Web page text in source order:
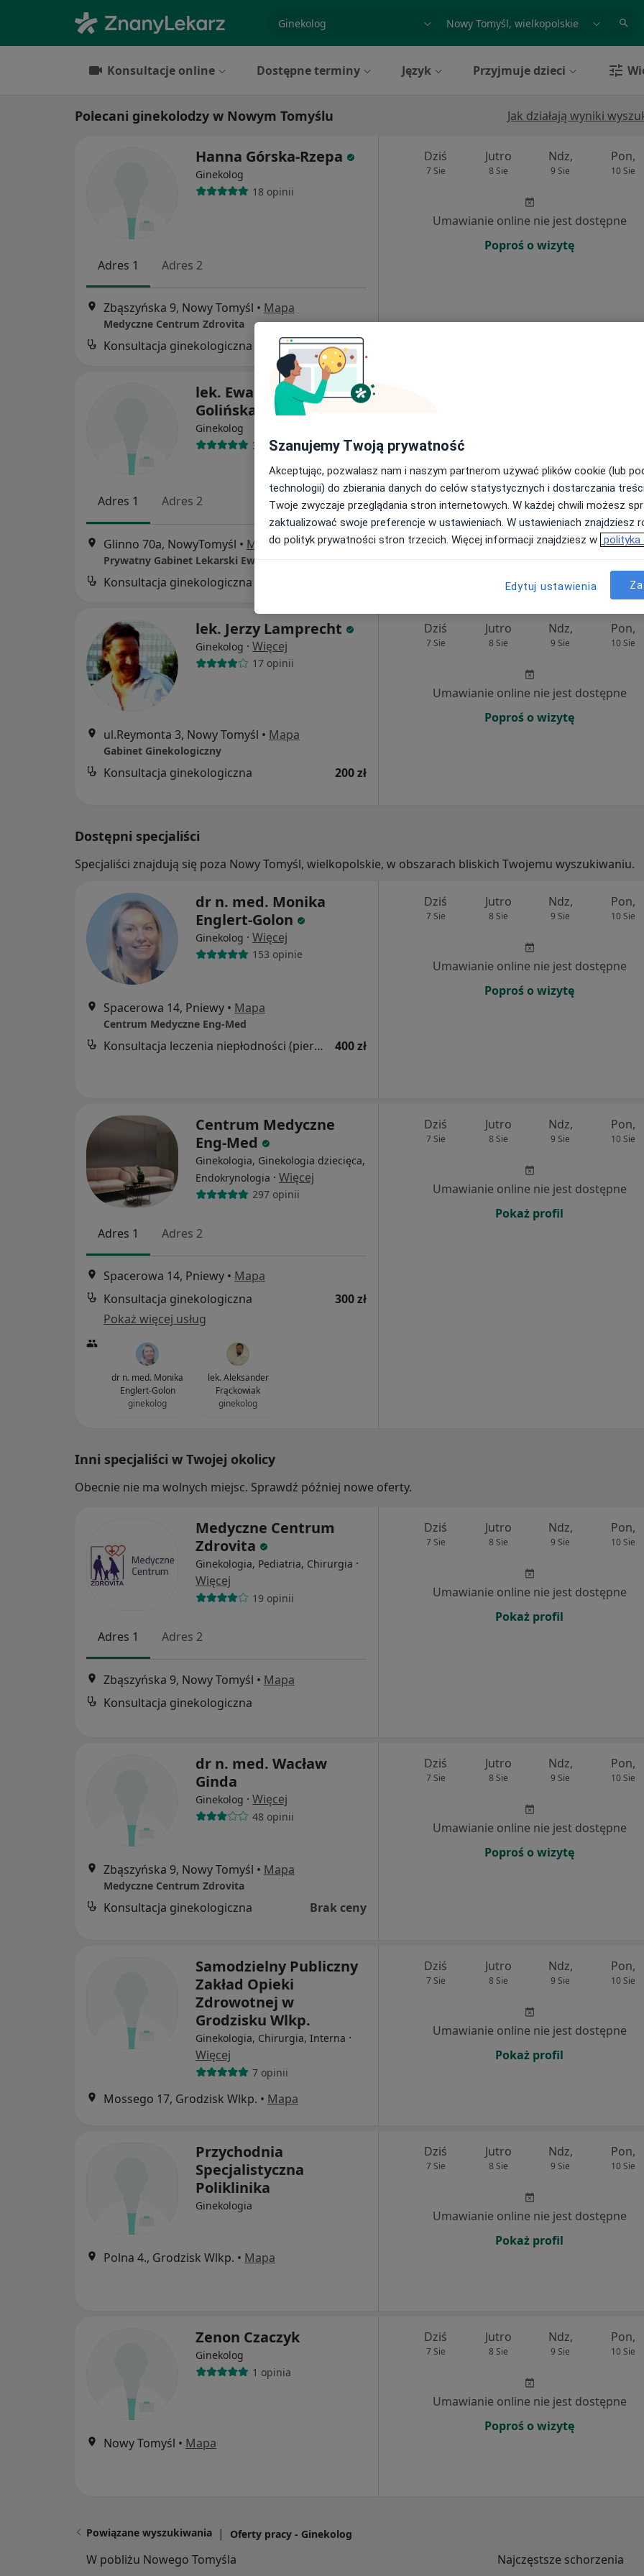
miasto lub dzielnica
Konsultacje online Dostępne terminy Język Przyjmuje dzieci
Polecani ginekolodzy w Nowym Tomyślu Jak działają wyniki
Hanna Górska-Rzepa
Ginekolog
18 opinii
Adres 1 Adres 2
Zbąszyńska 9, Nowy Tomyśl • Mapa
Medyczne Centrum Zdrovita
Konsultacja ginekologiczna Brak ceny
Dziś
7 Sie
Jutro
8 Sie
Ndz,
9 Sie
Pon,
10 Sie
Umawianie online nie jest dostępne
Poproś o wizytę
lek. Ewa Jolanta
Golińska-Koźmiński
Ginekolog
31 opinii
Adres 1 Adres 2
Glinno 70a, NowyTomyśl • Mapa
Prywatny Gabinet Lekarski Ewa Golińska-Koźmiński
Konsultacja ginekologiczna
Poproś o wizytę
lek. Jerzy Lamprecht
Ginekolog · Więcej
17 opinii
ul.Reymonta 3, Nowy Tomyśl • Mapa
Gabinet Ginekologiczny
Konsultacja ginekologiczna 200 zł
Dziś
7 Sie
Jutro
8 Sie
Ndz,
9 Sie
Pon,
10 Sie
Umawianie online nie jest dostępne
Poproś o wizytę
Dostępni specjaliści
Specjaliści znajdują się poza Nowy Tomyśl, wielkopolskie, w obszarach bliskich Twojemu wyszukiwaniu.
dr n. med. Monika
Englert-Golon
Ginekolog · Więcej
153 opinie
Spacerowa 14, Pniewy • Mapa
Centrum Medyczne Eng-Med
Konsultacja leczenia niepłodności (pierwsza wizyta) 400 zł
Dziś
7 Sie
Jutro
8 Sie
Ndz,
9 Sie
Pon,
10 Sie
Umawianie online nie jest dostępne
Poproś o wizytę
Centrum Medyczne
Eng-Med
Ginekologia, Ginekologia dziecięca,
Endokrynologia · Więcej
297 opinii
Adres 1 Adres 2
Spacerowa 14, Pniewy • Mapa
Konsultacja ginekologiczna
300 zł
Pokaż więcej usług
dr n. med. Monika
Englert-Golon
ginekolog
lek. Aleksander
Frąckowiak
ginekolog
Dziś
7 Sie
Jutro
8 Sie
Ndz,
9 Sie
Pon,
10 Sie
Umawianie online nie jest dostępne
Pokaż profil
Inni specjaliści w Twojej okolicy
Obecnie nie ma wolnych miejsc. Sprawdź później nowe oferty.
Medyczne Centrum
Zdrovita
Ginekologia, Pediatria, Chirurgia ·
Więcej
19 opinii
Adres 1 Adres 2
Zbąszyńska 9, Nowy Tomyśl • Mapa
Konsultacja ginekologiczna
Dziś
7 Sie
Jutro
8 Sie
Ndz,
9 Sie
Pon,
10 Sie
Umawianie online nie jest dostępne
Pokaż profil
dr n. med. Wacław
Ginda
Ginekolog · Więcej
48 opinii
Zbąszyńska 9, Nowy Tomyśl • Mapa
Medyczne Centrum Zdrovita
Konsultacja ginekologiczna Brak ceny
Dziś
7 Sie
Jutro
8 Sie
Ndz,
9 Sie
Pon,
10 Sie
Umawianie online nie jest dostępne
Poproś o wizytę
Samodzielny Publiczny
Zakład Opieki
Zdrowotnej w
Grodzisku Wlkp.
Ginekologia, Chirurgia, Interna ·
Więcej
7 opinii
Mossego 17, Grodzisk Wlkp. • Mapa
Dziś
7 Sie
Jutro
8 Sie
Ndz,
9 Sie
Pon,
10 Sie
Umawianie online nie jest dostępne
Pokaż profil
Przychodnia
Specjalistyczna
Poliklinika
Ginekologia
Polna 4., Grodzisk Wlkp. • Mapa
Dziś
7 Sie
Jutro
8 Sie
Ndz,
9 Sie
Pon,
10 Sie
Umawianie online nie jest dostępne
Pokaż profil
Zenon Czaczyk
Ginekolog
1 opinia
Nowy Tomyśl • Mapa
Dziś
7 Sie
Jutro
8 Sie
Ndz,
9 Sie
Pon,
10 Sie
Umawianie online nie jest dostępne
Poproś o wizytę
Powiązane wyszukiwania | Oferty pracy - Ginekolog
W pobliżu Nowego Tomyśla
Najczęstsze schorzenia
Szanujemy Twoją prywatność
Akceptując, pozwalasz nam i naszym partnerom używać plików cookie (lub
technologii) do zbierania danych do celów statystycznych i dostarczania
Twoje zwyczaje przeglądania stron internetowych. W każdej chwili możesz
zaktualizować swoje preferencje w ustawieniach. W ustawieniach znajdziesz
do polityk prywatności stron trzecich. Więcej informacji znajdziesz w polityka
Edytuj ustawienia